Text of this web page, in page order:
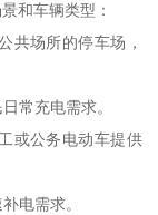
和车辆类型：
共场所的停车场，
常充电需求。
或公务电动车提供
电需求。